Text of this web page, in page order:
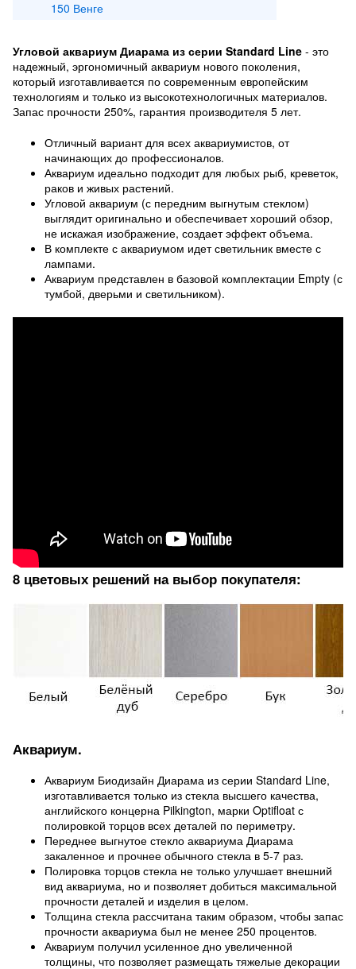
150 Венге
Угловой аквариум Диарама из серии Standard Line - это
надежный, эргономичный аквариум нового поколения,
который изготавливается по современным европейским
технологиям и только из высокотехнологичных материалов.
Запас прочности 250%, гарантия производителя 5 лет.
Отличный вариант для всех аквариумистов, от
начинающих до профессионалов.
Аквариум идеально подходит для любых рыб, креветок,
раков и живых растений.
Угловой аквариум (с передним выгнутым стеклом)
выглядит оригинально и обеспечивает хороший обзор,
не искажая изображение, создает эффект объема.
В комплекте с аквариумом идет светильник вместе с
лампами.
Аквариум представлен в базовой комплектации Empty (с
тумбой, дверьми и светильником).
8 цветовых решений на выбор покупателя:
Аквариум.
Аквариум Биодизайн Диарама из серии Standard Line,
изготавливается только из стекла высшего качества,
английского концерна Pilkington, марки Optifloat с
полировкой торцов всех деталей по периметру.
Переднее выгнутое стекло аквариума Диарама
закаленное и прочнее обычного стекла в 5-7 раз.
Полировка торцов стекла не только улучшает внешний
вид аквариума, но и позволяет добиться максимальной
прочности деталей и изделия в целом.
Толщина стекла рассчитана таким образом, чтобы запас
прочности аквариума был не менее 250 процентов.
Аквариум получил усиленное дно увеличенной
толщины, что позволяет размещать тяжелые декорации